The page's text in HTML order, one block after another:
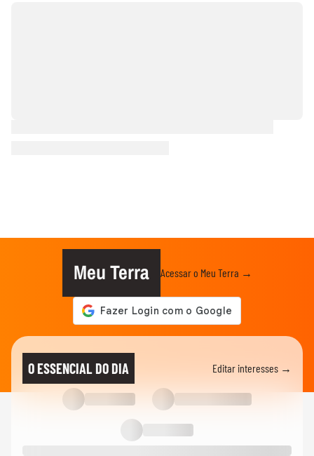
Meu Terra Acessar o Meu Terra →
O ESSENCIAL DO DIA Editar interesses →